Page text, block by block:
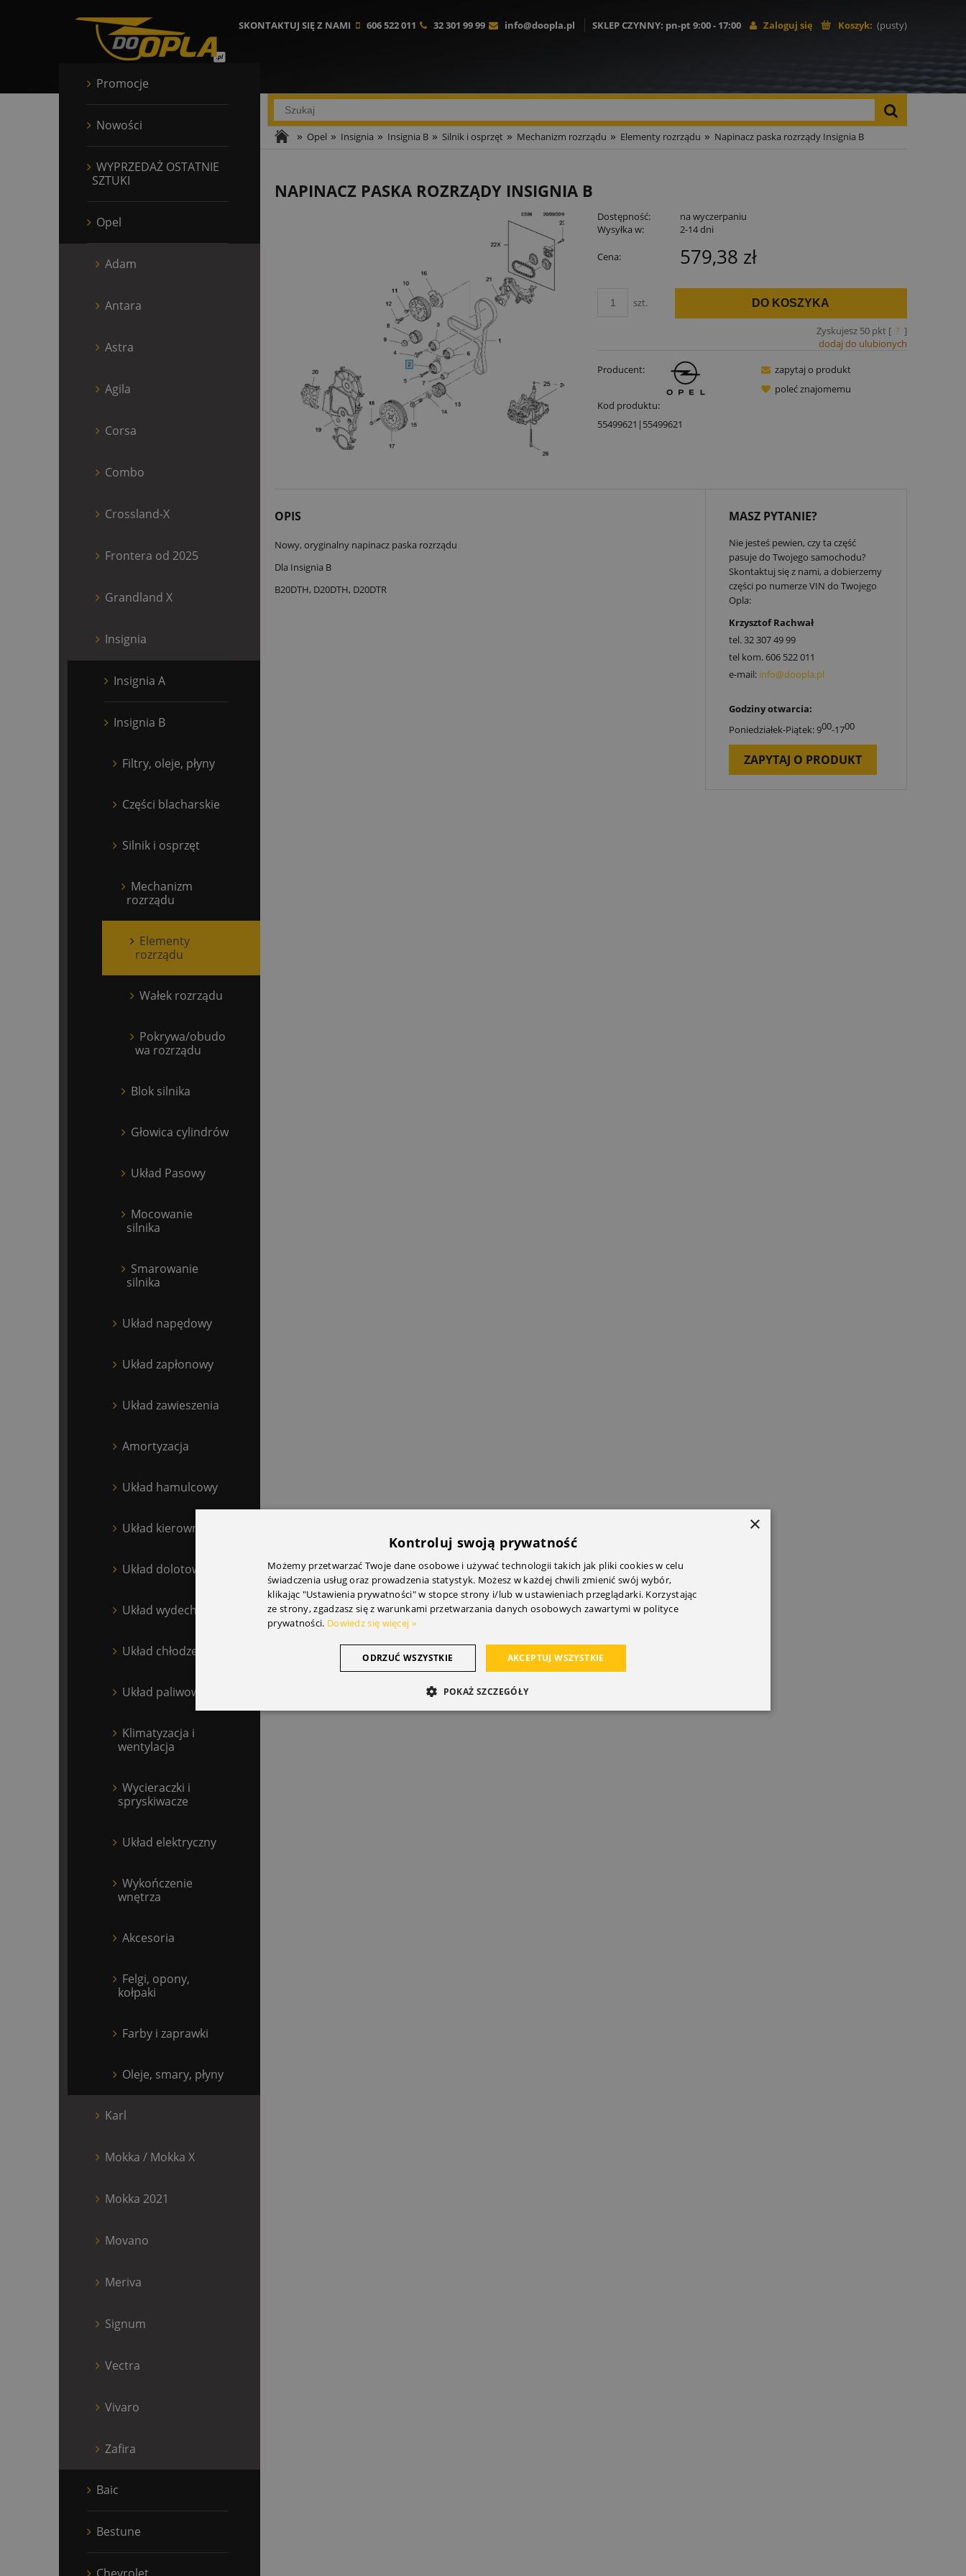
Koszyk: (pusty)
Zaloguj się
SKONTAKTUJ SIĘ Z NAMI 606 522 011 32 301 99 99 info@doopla.pl SKLEP CZYNNY: pn-pt 9:00 - 17:00
» Opel » Insignia » Insignia B » Silnik i osprzęt » Mechanizm rozrządu » Elementy rozrządu » Napinacz paska rozrządy Insignia B
Promocje
Nowości
WYPRZEDAŻ OSTATNIE
SZTUKI
Opel
Adam
Antara
Astra
Agila
Corsa
Combo
Crossland-X
Frontera od 2025
Grandland X
Insignia
Insignia A
Insignia B
Filtry, oleje, płyny
Części blacharskie
Silnik i osprzęt
Mechanizm
rozrządu
Elementy
rozrządu
Wałek rozrządu
Pokrywa/obudo
wa rozrządu
Blok silnika
Głowica cylindrów
Układ Pasowy
Mocowanie
silnika
Smarowanie
silnika
Układ napędowy
Układ zapłonowy
Układ zawieszenia
Amortyzacja
Układ hamulcowy
Układ kierowniczy
Układ dolotowy
Układ wydechowy
Układ chłodzenia
Układ paliwowy
Klimatyzacja i
wentylacja
Wycieraczki i
spryskiwacze
Układ elektryczny
Wykończenie
wnętrza
Akcesoria
Felgi, opony,
kołpaki
Farby i zaprawki
Oleje, smary, płyny
Karl
Mokka / Mokka X
Mokka 2021
Movano
Meriva
Signum
Vectra
Vivaro
Zafira
Baic
Bestune
Chevrolet
NAPINACZ PASKA ROZRZĄDY INSIGNIA B
Dostępność:
na wyczerpaniu
Wysyłka w:
2-14 dni
Cena: 579,38 zł
szt. DO KOSZYKA
Zyskujesz 50pkt [ ? ]
dodaj do ulubionych
Producent:
Kod produktu:
55499621|55499621
zapytaj o produkt
poleć znajomemu
OPIS
Nowy, oryginalny napinacz paska rozrządu
Dla Insignia B
B20DTH, D20DTH, D20DTR
MASZ PYTANIE?
Nie jesteś pewien, czy ta część
pasuje do Twojego samochodu?
Skontaktuj się z nami, a dobierzemy
części po numerze VIN do Twojego
Opla:
Krzysztof Rachwał
tel.32 307 49 99
tel kom.606 522 011
e-mail: info@doopla.pl
Godziny otwarcia:
Poniedziałek-Piątek: 900-1700
ZAPYTAJ O PRODUKT
×
Kontroluj swoją prywatność
Możemy przetwarzać Twoje dane osobowe i używać technologii takich jak pliki cookies w celu
świadczenia usług oraz prowadzenia statystyk. Możesz w każdej chwili zmienić swój wybór,
klikając "Ustawienia prywatności" w stopce strony i/lub w ustawieniach przeglądarki. Korzystając
ze strony, zgadzasz się z warunkami przetwarzania danych osobowych zawartymi w polityce
prywatności. Dowiedz się więcej »
AKCEPTUJ WSZYSTKIE
ODRZUĆ WSZYSTKIE
POKAŻ SZCZEGÓŁY